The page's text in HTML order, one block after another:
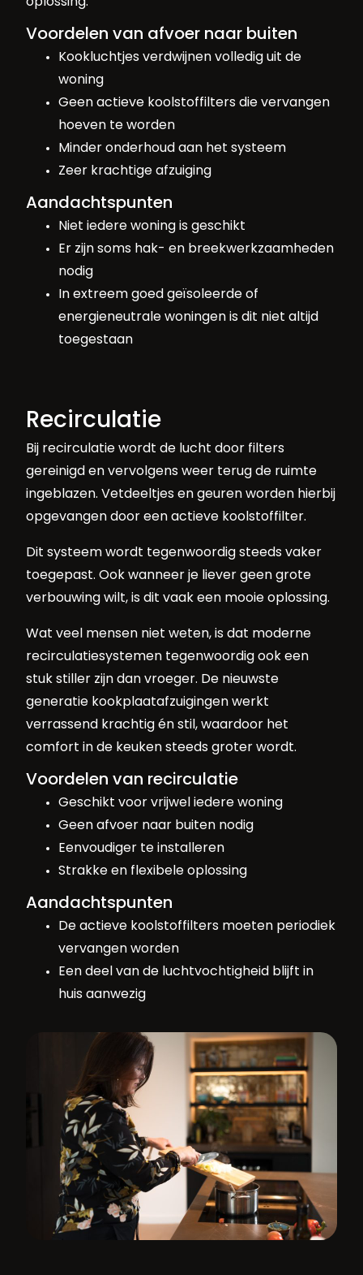
Voordelen van afvoer naar buiten
Kookluchtjes verdwijnen volledig uit de
woning
Geen actieve koolstoffilters die vervangen
hoeven te worden
Minder onderhoud aan het systeem
Zeer krachtige afzuiging
Aandachtspunten
Niet iedere woning is geschikt
Er zijn soms hak- en breekwerkzaamheden
nodig
In extreem goed geïsoleerde of
energieneutrale woningen is dit niet altijd
toegestaan
Recirculatie
Bij recirculatie wordt de lucht door filters
gereinigd en vervolgens weer terug de ruimte
ingeblazen. Vetdeeltjes en geuren worden hierbij
opgevangen door een actieve koolstoffilter.
Dit systeem wordt tegenwoordig steeds vaker
toegepast. Ook wanneer je liever geen grote
verbouwing wilt, is dit vaak een mooie oplossing.
Wat veel mensen niet weten, is dat moderne
recirculatiesystemen tegenwoordig ook een
stuk stiller zijn dan vroeger. De nieuwste
generatie kookplaatafzuigingen werkt
verrassend krachtig én stil, waardoor het
comfort in de keuken steeds groter wordt.
Voordelen van recirculatie
Geschikt voor vrijwel iedere woning
Geen afvoer naar buiten nodig
Eenvoudiger te installeren
Strakke en flexibele oplossing
Aandachtspunten
De actieve koolstoffilters moeten periodiek
vervangen worden
Een deel van de luchtvochtigheid blijft in
huis aanwezig